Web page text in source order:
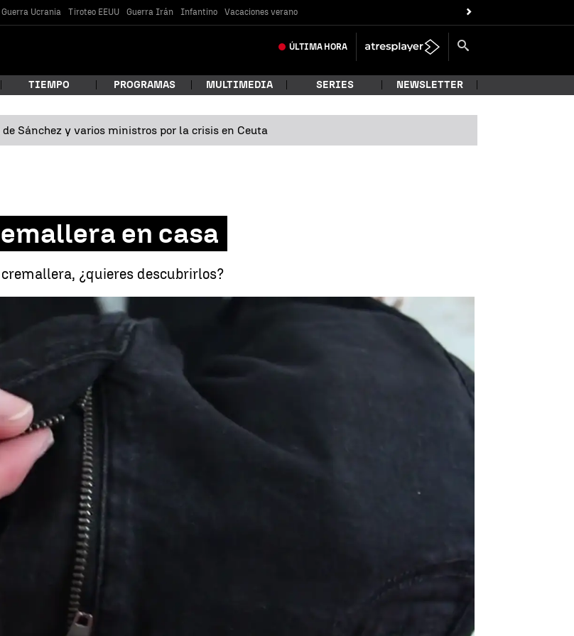
Guerra Ucrania Tiroteo EEUU Guerra Irán Infantino Vacaciones verano
ÚLTIMA HORA
TIEMPO PROGRAMAS MULTIMEDIA SERIES NEWSLETTER
Sánchez y varios ministros por la crisis en Ceuta
en casa
¿quieres descubrirlos?